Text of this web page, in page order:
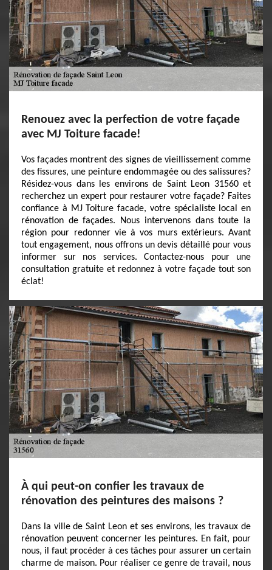
Renouez avec la perfection de votre façade
avec MJ Toiture facade!
Vos façades montrent des signes de vieillissement comme
des fissures, une peinture endommagée ou des salissures?
Résidez-vous dans les environs de Saint Leon 31560 et
recherchez un expert pour restaurer votre façade? Faites
confiance à MJ Toiture facade, votre spécialiste local en
rénovation de façades. Nous intervenons dans toute la
région pour redonner vie à vos murs extérieurs. Avant
tout engagement, nous offrons un devis détaillé pour vous
informer sur nos services. Contactez-nous pour une
consultation gratuite et redonnez à votre façade tout son
éclat!
À qui peut-on confier les travaux de
rénovation des peintures des maisons ?
Dans la ville de Saint Leon et ses environs, les travaux de
rénovation peuvent concerner les peintures. En fait, pour
nous, il faut procéder à ces tâches pour assurer un certain
charme de maison. Pour réaliser ce genre de travail, nous